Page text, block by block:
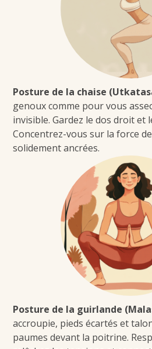
Posture de la chaise
genoux comme pour vous
invisible. Gardez le dos droit et
Concentrez-vous sur la force
solidement ancrées.
Posture de la guirlande
accroupie, pieds écartés et
paumes devant la poitrine.